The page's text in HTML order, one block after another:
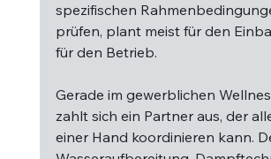
spezifischen
prüfen, plant meist für den
für den Betrieb.
Gerade im gewerblichen
zahlt sich ein Partner aus, der
einer Hand koordinieren kann.